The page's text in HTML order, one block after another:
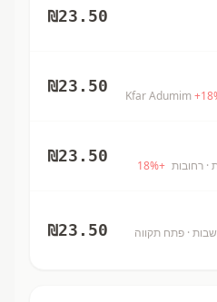
₪23.50
+18
₪23.50
· רחובות +
18%
₪23.50
· פתח תקווה
₪23.50